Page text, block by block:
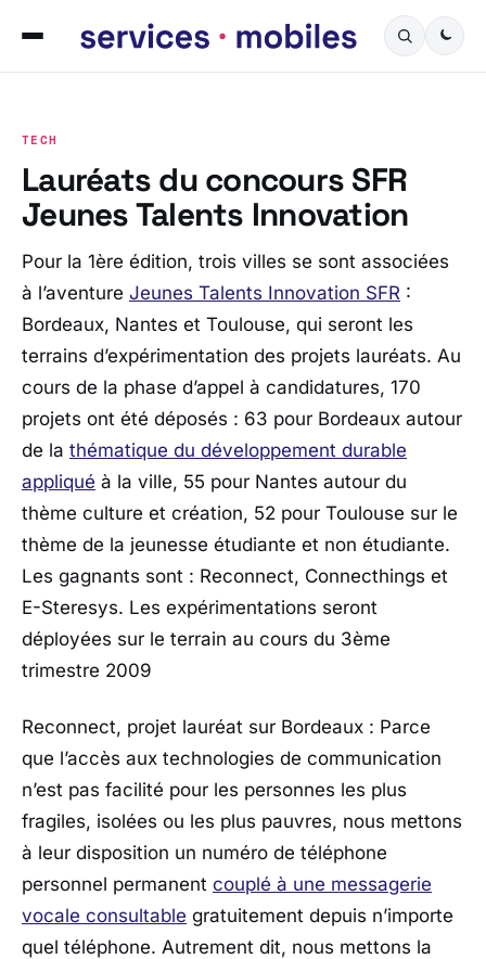
TECH
Lauréats du concours SFR
Jeunes Talents Innovation
Pour la 1ère édition, trois villes se sont associées
à l’aventure Jeunes Talents Innovation SFR :
Bordeaux, Nantes et Toulouse, qui seront les
terrains d’expérimentation des projets lauréats. Au
cours de la phase d’appel à candidatures, 170
projets ont été déposés : 63 pour Bordeaux autour
de la thématique du développement durable
appliqué à la ville, 55 pour Nantes autour du
thème culture et création, 52 pour Toulouse sur le
thème de la jeunesse étudiante et non étudiante.
Les gagnants sont : Reconnect, Connecthings et
E-Steresys. Les expérimentations seront
déployées sur le terrain au cours du 3ème
trimestre 2009
Reconnect, projet lauréat sur Bordeaux : Parce
que l’accès aux technologies de communication
n’est pas facilité pour les personnes les plus
fragiles, isolées ou les plus pauvres, nous mettons
à leur disposition un numéro de téléphone
personnel permanent couplé à une messagerie
vocale consultable gratuitement depuis n’importe
quel téléphone. Autrement dit, nous mettons la